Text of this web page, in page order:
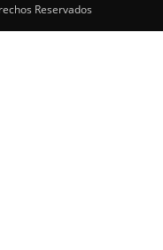
Reservados